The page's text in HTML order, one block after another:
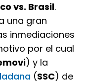
vs. Brasil.
una gran
inmediaciones
por el cual
) y la
(SSC) de